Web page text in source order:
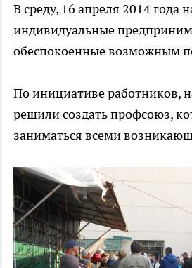
В среду, 16 апреля 2014 года
индивидуальные
обеспокоенные возможным
По инициативе работников,
решили создать профсоюз,
заниматься всеми